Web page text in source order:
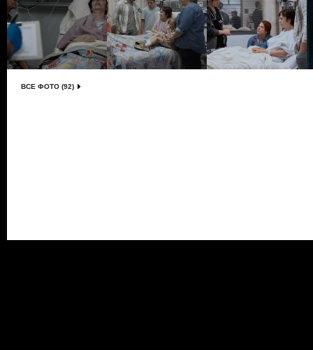
ВСЕ ФОТО (92)